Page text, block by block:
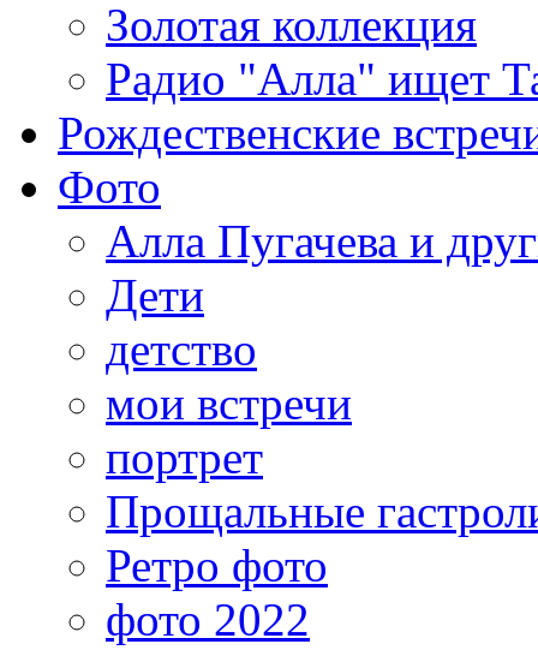
Золотая коллекция
Радио "Алла" ищет
Рождественские
Фото
Алла Пугачева и
Дети
детство
мои встречи
портрет
Прощальные
Ретро фото
фото 2022